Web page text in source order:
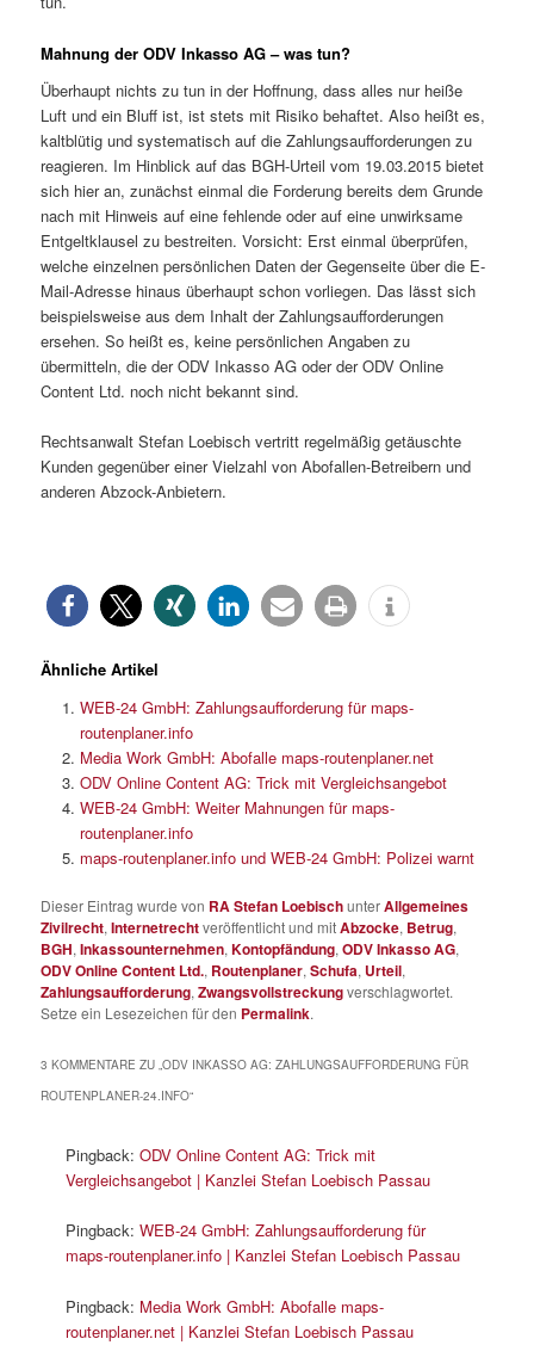
Mahnung der ODV Inkasso AG – was tun?
Überhaupt nichts zu tun in der Hoffnung, dass alles nur heiße
Luft und ein Bluff ist, ist stets mit Risiko behaftet. Also heißt es,
kaltblütig und systematisch auf die Zahlungsaufforderungen zu
reagieren. Im Hinblick auf das BGH-Urteil vom 19.03.2015 bietet
sich hier an, zunächst einmal die Forderung bereits dem Grunde
nach mit Hinweis auf eine fehlende oder auf eine unwirksame
Entgeltklausel zu bestreiten. Vorsicht: Erst einmal überprüfen,
welche einzelnen persönlichen Daten der Gegenseite über die E-
Mail-Adresse hinaus überhaupt schon vorliegen. Das lässt sich
beispielsweise aus dem Inhalt der Zahlungsaufforderungen
ersehen. So heißt es, keine persönlichen Angaben zu
übermitteln, die der ODV Inkasso AG oder der ODV Online
Content Ltd. noch nicht bekannt sind.
Rechtsanwalt Stefan Loebisch vertritt regelmäßig getäuschte
Kunden gegenüber einer Vielzahl von Abofallen-Betreibern und
anderen Abzock-Anbietern.
Ähnliche Artikel
WEB-24 GmbH: Zahlungsaufforderung für maps-
routenplaner.info
Media Work GmbH: Abofalle maps-routenplaner.net
ODV Online Content AG: Trick mit Vergleichsangebot
WEB-24 GmbH: Weiter Mahnungen für maps-
routenplaner.info
maps-routenplaner.info und WEB-24 GmbH: Polizei warnt
Dieser Eintrag wurde von RA Stefan LoebischunterAllgemeines
Zivilrecht,Internetrechtveröffentlicht und mitAbzocke, Betrug,
BGH,Inkassounternehmen,Kontopfändung,ODV Inkasso AG,
ODV Online Content Ltd., Routenplaner,Schufa, Urteil,
Zahlungsaufforderung,Zwangsvollstreckungverschlagwortet.
Setze ein Lesezeichen für den Permalink.
3 KOMMENTARE ZU „ODV INKASSO AG: ZAHLUNGSAUFFORDERUNG FÜR
ROUTENPLANER-24.INFO“
Pingback:ODV Online Content AG: Trick mit
Vergleichsangebot | Kanzlei Stefan Loebisch Passau
Pingback:WEB-24 GmbH: Zahlungsaufforderung für
maps-routenplaner.info | Kanzlei Stefan Loebisch Passau
Pingback: Media Work GmbH: Abofalle maps-
routenplaner.net | Kanzlei Stefan Loebisch Passau